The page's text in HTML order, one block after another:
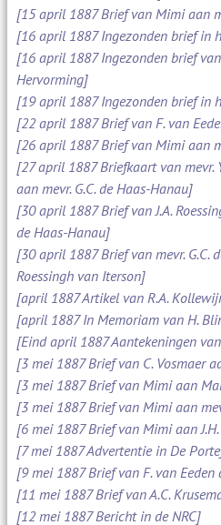
[15 april 1887 Brief van Mimi aan
[16 april 1887 Ingezonden brief in
[16 april 1887 Ingezonden brief
Hervorming]
[19 april 1887 Ingezonden brief in
[22 april 1887 Brief van F. van
[26 april 1887 Brief van Mimi aan
[27 april 1887 Briefkaart van mevr.
aan mevr. G.C. de Haas-Hanau]
[30 april 1887 Brief van J.A.
de Haas-Hanau]
[30 april 1887 Brief van mevr. G.C.
Roessingh van Iterson]
[april 1887 Artikel van R.A.
[april 1887 In Memoriam van H.
[Eind april 1887 Aantekeningen van
[3 mei 1887 Brief van C. Vosmaer
[3 mei 1887 Brief van Mimi aan
[3 mei 1887 Brief van Mimi aan
[6 mei 1887 Brief van Mimi aan
[7 mei 1887 Advertentie in De
[9 mei 1887 Brief van F. van Eeden
[11 mei 1887 Brief van A.C.
[12 mei 1887 Bericht in de NRC]